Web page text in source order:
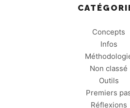
Concepts
Infos
Non classé
Outils
Premiers
Réflexions